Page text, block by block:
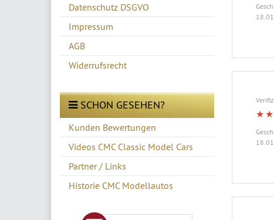
Datenschutz DSGVO
Impressum
AGB
Widerrufsrecht
SCHON GESEHEN?
Kunden Bewertungen
Videos CMC Classic Model Cars
Partner / Links
Historie CMC Modellautos